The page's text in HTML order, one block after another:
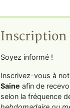
Soyez informé !
Inscrivez-vous à
Saine afin de
selon la fréquence